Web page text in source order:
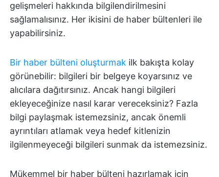
gelişmeleri hakkında bilgilendirilmesini
sağlamalısınız. Her ikisini de haber bültenleri ile
yapabilirsiniz.
Bir haber bülteni oluşturmak ilk bakışta kolay
görünebilir: bilgileri bir belgeye koyarsınız ve
alıcılara dağıtırsınız. Ancak hangi bilgileri
ekleyeceğinize nasıl karar vereceksiniz? Fazla
bilgi paylaşmak istemezsiniz, ancak önemli
ayrıntıları atlamak veya hedef kitlenizin
ilgilenmeyeceği bilgileri sunmak da istemezsiniz.
Mükemmel bir haber bülteni hazırlamak için